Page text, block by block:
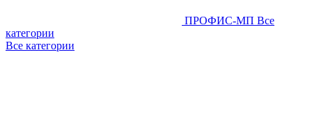
ПРОФИС-МП Все
категории
Все категории